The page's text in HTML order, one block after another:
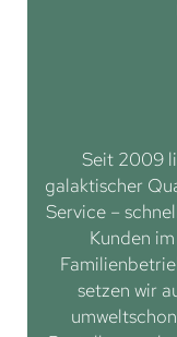
Seit 2009
galaktischer
Service –
Kunden
setzen wir